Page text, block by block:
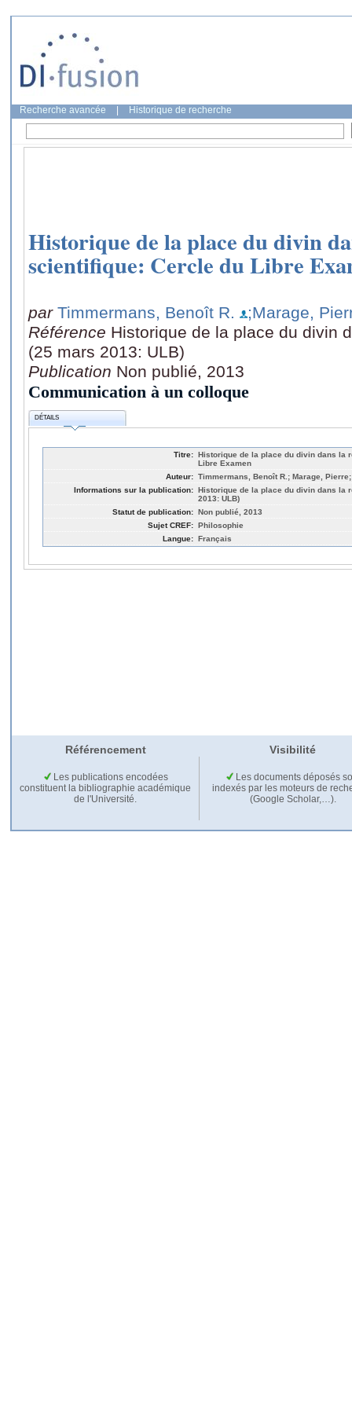
Recherche avancée Historique de recherche
Historique de la place du divin
scientifique: Cercle du Libre
par Timmermans, Benoît R.
;Marage,
Référence Historique de la place du divin
(25 mars 2013: ULB)
Publication Non publié, 2013
Communication à un colloque
DÉTAILS
Titre: Historique de la place du divin dans la
Libre Examen
Auteur: Timmermans, Benoît R.; Marage,
Informations sur la publication: Historique de la place du divin dans la
2013: ULB)
Statut de publication: Non publié, 2013
Sujet CREF: Philosophie
Langue: Français
Référencement Visibilité
Les publications encodées
constituent la bibliographie académique
de l'Université.
Les documents déposés
indexés par les moteurs de
(Google Scholar,…).